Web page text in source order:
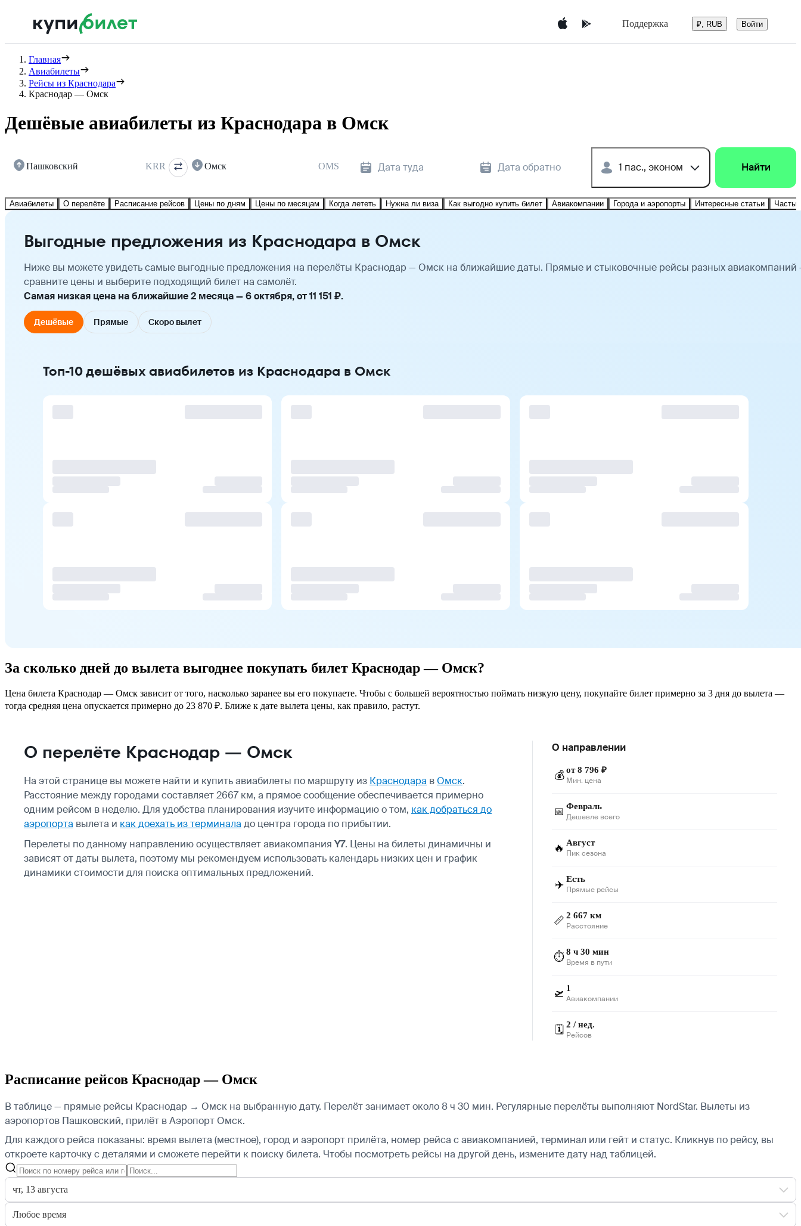
Поддержка ₽, RUB Войти
Главная
Авиабилеты
Рейсы из Краснодара
Краснодар — Омск
Дешёвые авиабилеты из Краснодара в Омск
Пашковский KRR Омск OMS Дата туда Дата обратно 1 пас., эконом Найти
Авиабилеты О перелёте Расписание рейсов Цены по дням Цены по месяцам Когда лететь Нужна ли виза Как выгодно купить билет Авиакомпании Города и аэропорты Интересные статьи
Выгодные предложения из Краснодара в Омск
Ниже вы можете увидеть самые выгодные предложения на перелёты Краснодар — Омск на ближайшие даты. Прямые и стыковочные рейсы разных авиакомпаний
сравните цены и выберите подходящий билет на самолёт.
Самая низкая цена на ближайшие 2 месяца — 6 октября, от 11 151 ₽.
Дешёвые Прямые Скоро вылет
Топ-10 дешёвых авиабилетов из Краснодара в Омск
За сколько дней до вылета выгоднее покупать билет Краснодар — Омск?
Цена билета Краснодар — Омск зависит от того, насколько заранее вы его покупаете. Чтобы с большей вероятностью поймать низкую цену, покупайте билет примерно за 3 дня до вылета —
тогда средняя цена опускается примерно до 23 870 ₽. Ближе к дате вылета цены, как правило, растут.
О перелёте Краснодар — Омск
На этой странице вы можете найти и купить авиабилеты по маршруту из Краснодара вОмск.
Расстояние между городами составляет 2667 км, а прямое сообщение обеспечивается примерно
одним рейсом в неделю. Для удобства планирования изучите информацию о том, как добраться до
аэропорта вылета и как доехать из терминала до центра города по прибытии.
Перелеты по данному направлению осуществляет авиакомпания Y7. Цены на билеты динамичны и
зависят от даты вылета, поэтому мы рекомендуем использовать календарь низких цен и график
динамики стоимости для поиска оптимальных предложений.
О направлении
💰 от 8 796 ₽
Мин. цена
📅 Февраль
Дешевле всего
🔥 Август
Пик сезона
✈️ Есть
Прямые рейсы
📏 2 667 км
Расстояние
⏱️ 8 ч 30 мин
Время в пути
🛫 1
Авиакомпании
🗓️ 2 / нед.
Рейсов
Расписание рейсов Краснодар — Омск
В таблице — прямые рейсы Краснодар → Омск на выбранную дату. Перелёт занимает около 8 ч 30 мин. Регулярные перелёты выполняют NordStar. Вылеты из
аэропортов Пашковский, прилёт в Аэропорт Омск.
Для каждого рейса показаны: время вылета (местное), город и аэропорт прилёта, номер рейса с авиакомпанией, терминал или гейт и статус. Кликнув по рейсу, вы
откроете карточку с деталями и сможете перейти к поиску билета. Чтобы посмотреть рейсы на другой день, измените дату над таблицей.
чт, 13 августа
Любое время